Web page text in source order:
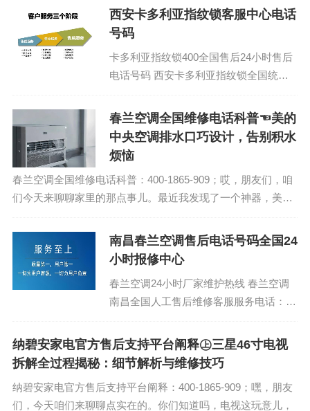
S...
西安卡多利亚指纹锁客服中心电话
号码
卡多利亚指纹锁400全国售后24小时售后
电话号码 西安卡多利亚指纹锁全国统一
(温馨提示：即可拨打）...
春兰空调全国维修电话科普☜美的
中央空调排水口巧设计，告别积水
烦恼
春兰空调全国维修电话科普：400-1865-909；哎，朋友们，咱
们今天来聊聊家里的那点事儿。最近我发现了一个神器，美的
么说吗？因为它解决了我们长...
南昌春兰空调售后电话号码全国24
小时报修中心
春兰空调24小时厂家维护热线 春兰空调
南昌全国人工售后维修客服服务电话：
纳碧安家电官方售后支持平台阐释㊤三星46寸电视
拆解全过程揭秘：细节解析与维修技巧
纳碧安家电官方售后支持平台阐释：400-1865-909；嘿，朋友
们，今天咱们来聊聊点实在的。你们知道吗，电视这玩意儿，